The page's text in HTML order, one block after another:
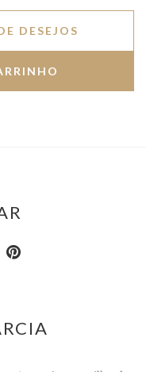
DESEJOS